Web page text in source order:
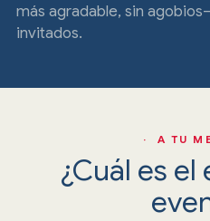
más agradable, sin
invitados.
· A TU
¿Cuál es